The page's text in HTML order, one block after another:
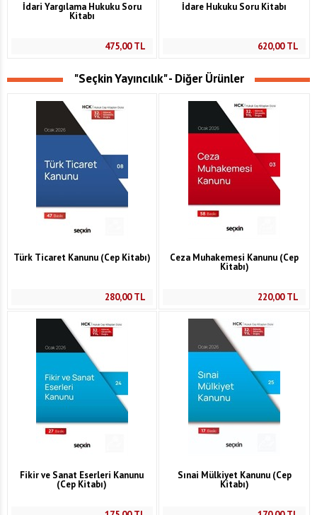
İdari Yargılama Hukuku Soru
Kitabı
475,00TL
İdare Hukuku Soru Kitabı
620,00TL
"Seçkin Yayıncılık" - Diğer Ürünler
Türk Ticaret Kanunu (Cep Kitabı)
280,00TL
Ceza Muhakemesi Kanunu (Cep
Kitabı)
220,00TL
Fikir ve Sanat Eserleri Kanunu
(Cep Kitabı)
Sınai Mülkiyet Kanunu (Cep
Kitabı)